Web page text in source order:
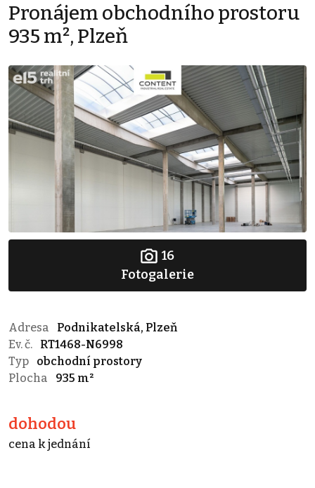
Pronájem obchodního prostoru
935 m², Plzeň
16
Fotogalerie
Adresa
Podnikatelská, Plzeň
Ev. č.
RT1468-N6998
Typ
obchodní prostory
Plocha
935 m²
dohodou
cena k jednání